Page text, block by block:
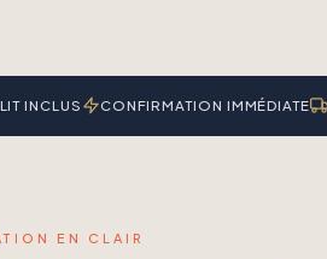
INCLUS CONFIRMATION IMMÉDIATE
EN CLAIR